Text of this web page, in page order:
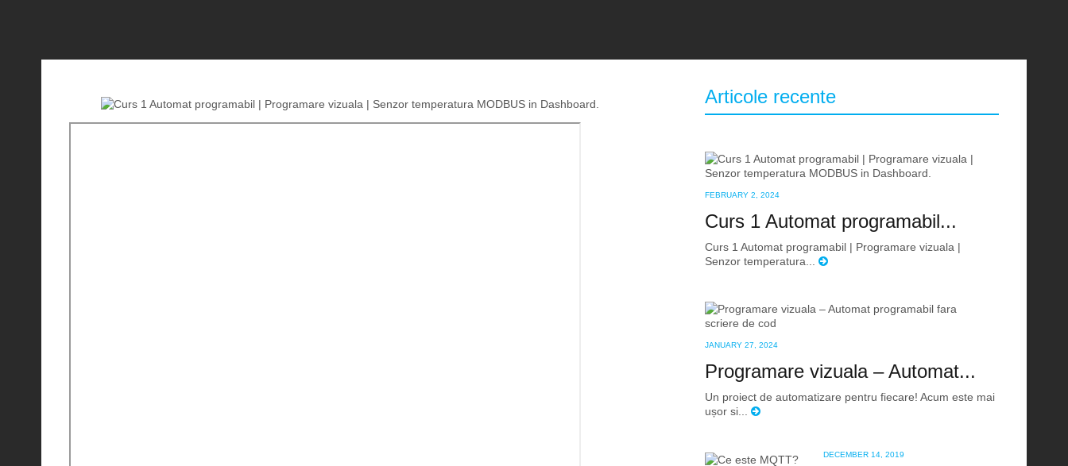
Articole recente
FEBRUARY 2, 2024
Curs 1 Automat programabil...
Curs 1 Automat programabil | Programare vizuala |
Senzor temperatura...
JANUARY 27, 2024
Programare vizuala – Automat...
Un proiect de automatizare pentru fiecare! Acum este mai
ușor si...
DECEMBER 14, 2019